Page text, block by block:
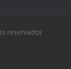
reservados